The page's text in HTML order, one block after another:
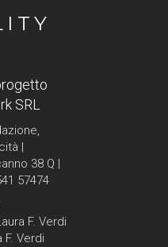
SRL
|
38 Q |
57474
F. Verdi
F. Verdi